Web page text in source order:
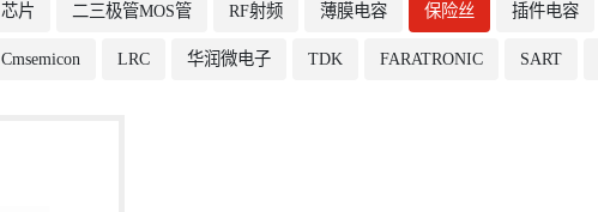
芯片 二三极管MOS管 RF射频 薄膜电容 保险丝 插件电容
Cmsemicon LRC 华润微电子 TDK FARATRONIC SART